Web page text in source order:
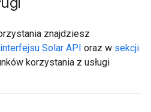
znajdziesz
Solar API oraz w sekcji
korzystania z usługi